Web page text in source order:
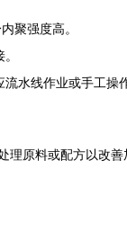
聚强度高。
水线作业或手工操作
原料或配方以改